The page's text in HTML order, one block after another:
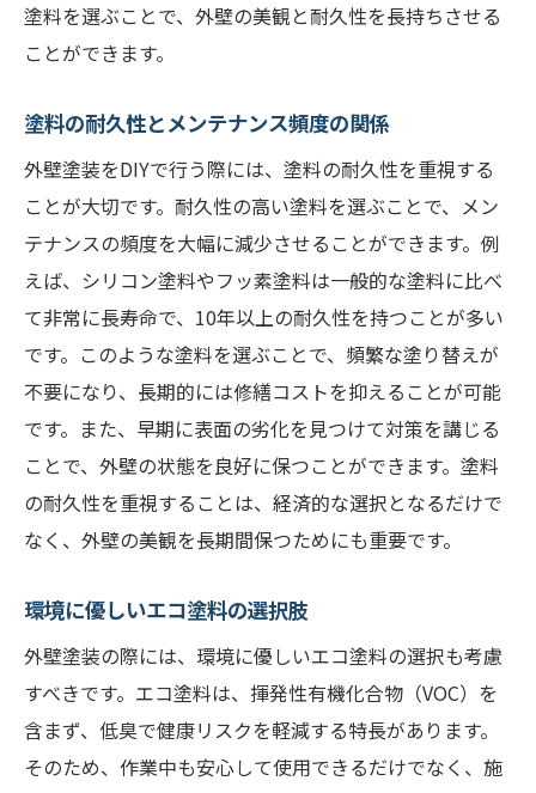
塗料を選ぶことで、外壁の美観と耐久性を長持ちさせる
ことができます。
塗料の耐久性とメンテナンス頻度の関係
外壁塗装をDIYで行う際には、塗料の耐久性を重視する
ことが大切です。耐久性の高い塗料を選ぶことで、メン
テナンスの頻度を大幅に減少させることができます。例
えば、シリコン塗料やフッ素塗料は一般的な塗料に比べ
て非常に長寿命で、10年以上の耐久性を持つことが多い
です。このような塗料を選ぶことで、頻繁な塗り替えが
不要になり、長期的には修繕コストを抑えることが可能
です。また、早期に表面の劣化を見つけて対策を講じる
ことで、外壁の状態を良好に保つことができます。塗料
の耐久性を重視することは、経済的な選択となるだけで
なく、外壁の美観を長期間保つためにも重要です。
環境に優しいエコ塗料の選択肢
外壁塗装の際には、環境に優しいエコ塗料の選択も考慮
すべきです。エコ塗料は、揮発性有機化合物（VOC）を
含まず、低臭で健康リスクを軽減する特長があります。
そのため、作業中も安心して使用できるだけでなく、施